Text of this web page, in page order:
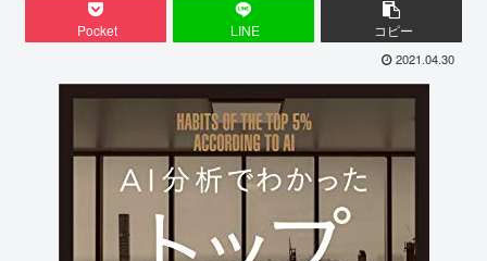
Pocket LINE コピー
2021.04.30